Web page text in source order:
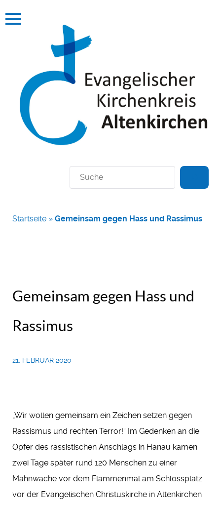
Suchen
Startseite » Gemeinsam gegen Hass und Rassimus
Gemeinsam gegen Hass und
Rassimus
21. FEBRUAR 2020
„Wir wollen gemeinsam ein Zeichen setzen gegen
Rassismus und rechten Terror!“ Im Gedenken an die
Opfer des rassistischen Anschlags in Hanau kamen
zwei Tage später rund 120 Menschen zu einer
Mahnwache vor dem Flammenmal am Schlossplatz
vor der Evangelischen Christuskirche in Altenkirchen